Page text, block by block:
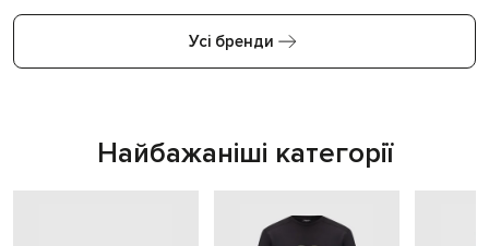
Усі бренди
Найбажаніші категорії